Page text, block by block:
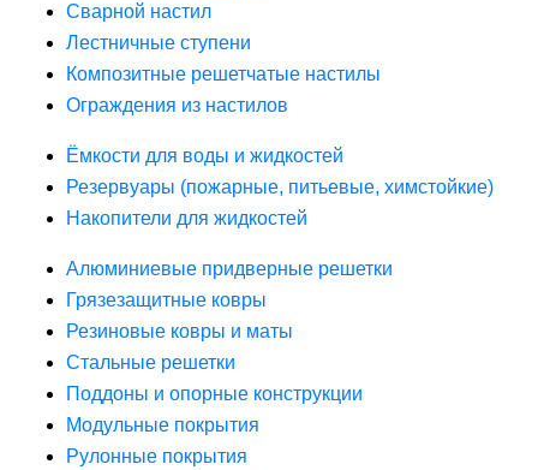
Сварной настил
Лестничные ступени
Композитные решетчатые настилы
Ограждения из настилов
Ёмкости для воды и жидкостей
Резервуары (пожарные, питьевые, химстойкие)
Накопители для жидкостей
Алюминиевые придверные решетки
Грязезащитные ковры
Резиновые ковры и маты
Стальные решетки
Поддоны и опорные конструкции
Модульные покрытия
Рулонные покрытия